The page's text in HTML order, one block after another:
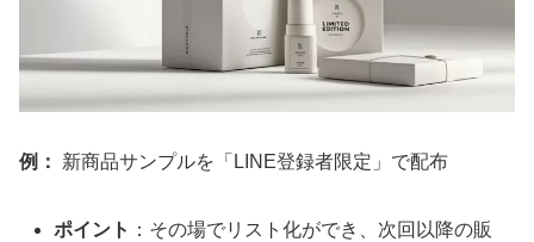
例： 新商品サンプルを「LINE登録者限定」で配布
ポイント ：その場でリスト化ができ、次回以降の販